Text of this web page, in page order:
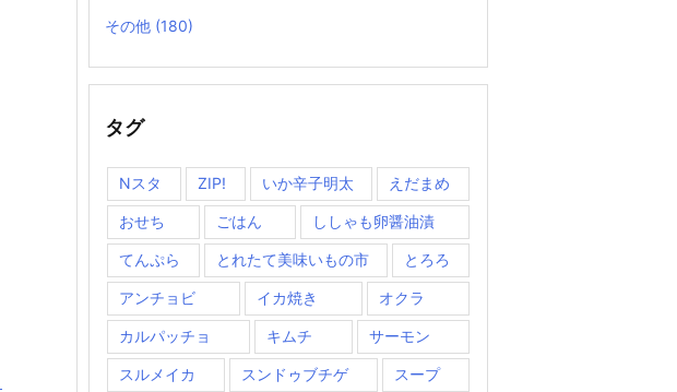
その他 (180)
タグ
Nスタ ZIP! いか辛子明太 えだまめ
おせち ごはん ししゃも卵醤油漬
てんぷら とれたて美味いもの市 とろろ
アンチョビ イカ焼き オクラ
カルパッチョ キムチ サーモン
スルメイカ スンドゥブチゲ スープ